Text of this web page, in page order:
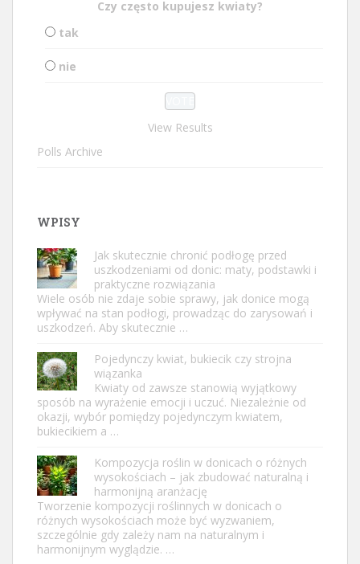
Czy często kupujesz kwiaty?
tak
nie
View Results
Polls Archive
WPISY
Jak skutecznie chronić podłogę przed
uszkodzeniami od donic: maty, podstawki i
praktyczne rozwiązania
Wiele osób nie zdaje sobie sprawy, jak donice mogą
wpływać na stan podłogi, prowadząc do zarysowań i
uszkodzeń. Aby skutecznie …
Pojedynczy kwiat, bukiecik czy strojna
wiązanka
Kwiaty od zawsze stanowią wyjątkowy
sposób na wyrażenie emocji i uczuć. Niezależnie od
okazji, wybór pomiędzy pojedynczym kwiatem,
bukiecikiem a …
Kompozycja roślin w donicach o różnych
wysokościach – jak zbudować naturalną i
harmonijną aranżację
Tworzenie kompozycji roślinnych w donicach o
różnych wysokościach może być wyzwaniem,
szczególnie gdy zależy nam na naturalnym i
harmonijnym wyglądzie. …